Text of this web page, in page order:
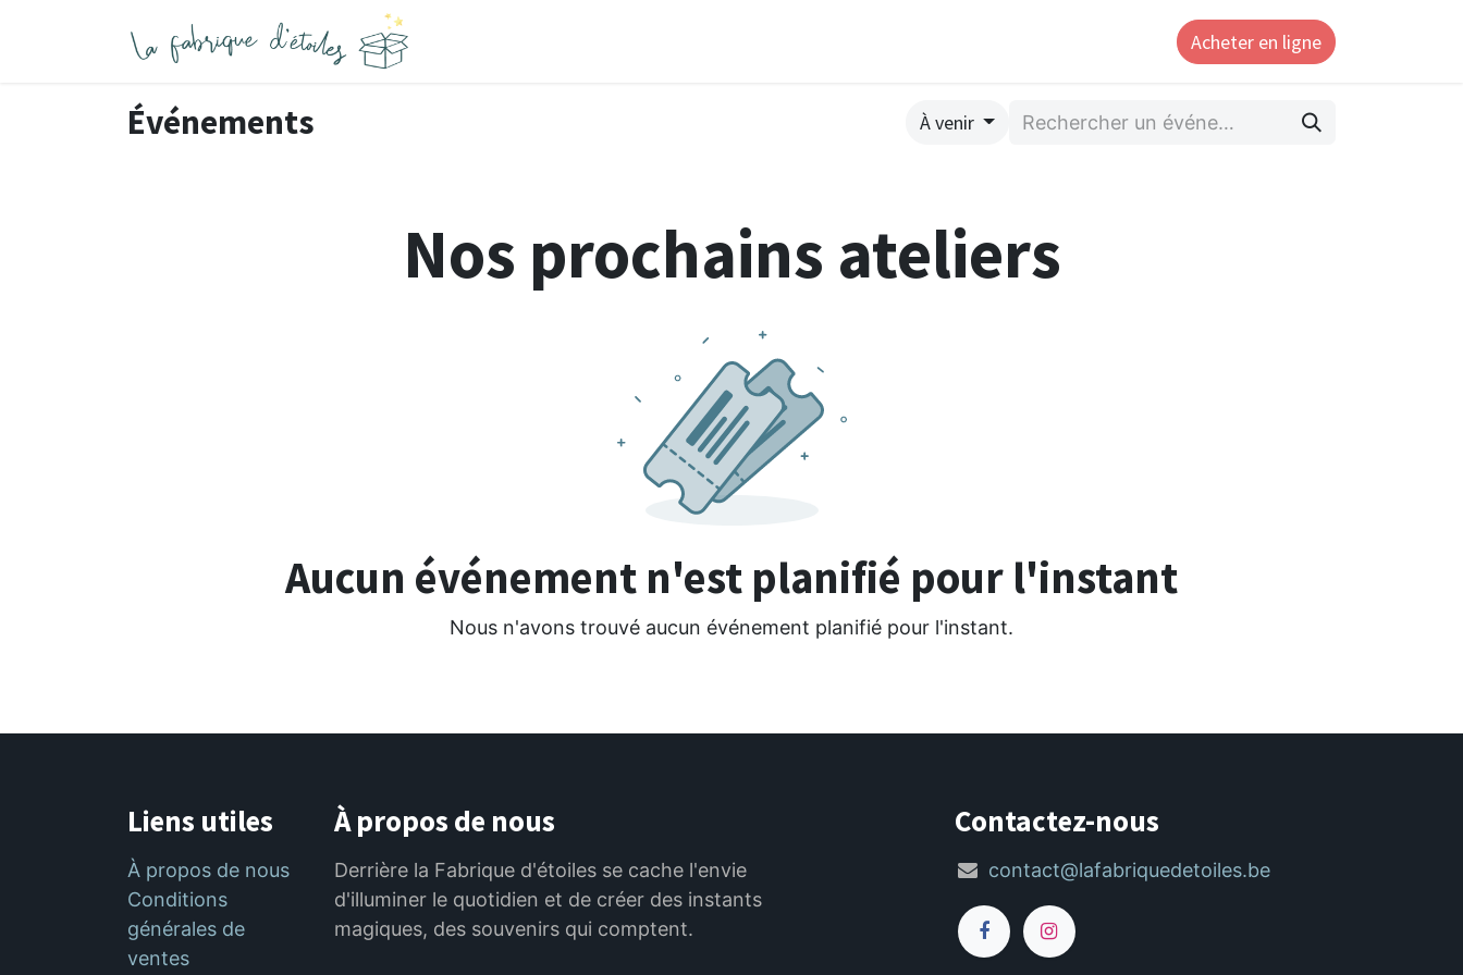
Acheter en ligne
Événements À venir
Nos prochains ateliers
Aucun événement n'est planifié pour l'instant
Nous n'avons trouvé aucun événement planifié pour l'instant.
Liens utiles
À propos de nous
Conditions
générales de
ventes
À propos de nous
Derrière la Fabrique d'étoiles se cache l'envie
d'illuminer le quotidien et de créer des instants
magiques, des souvenirs qui comptent.
Contactez-nous
contact@lafabriquedetoiles.be